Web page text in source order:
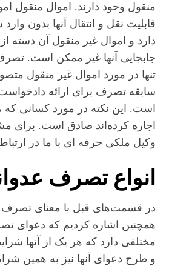
منقول وجود دارند. اموال منقول
قابلیت نقل و انتقال آنها بدون
دارد و اموال غیر منقول آن دسته
جابجایی آنها غیر ممکن است.
تنها در مورد اموال غیر منقول
سابقه تصرف برای ارائه
است. این نکته در مورد کسانی که
اجاره کرده‌اند صادق است. برای
وکیل ملکی حرفه ای با ما در
انواع تصرف
در قسمت‌های قبل با معنای تصرف
همچنین اشاره کردیم که دعوای
مختلفی دارد که هر یک از آنها
و طرح دعوای آنها نیز به همین